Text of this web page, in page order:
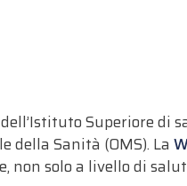
Superiore di
della Sanità (OMS). La
non solo a livello di